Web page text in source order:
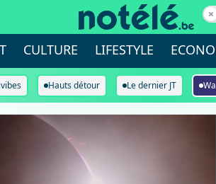
CULTURE LIFESTYLE
Hauts détour Le dernier JT